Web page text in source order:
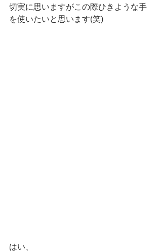
切実に思いますがこの際ひきような手
を使いたいと思います(笑)
はい、